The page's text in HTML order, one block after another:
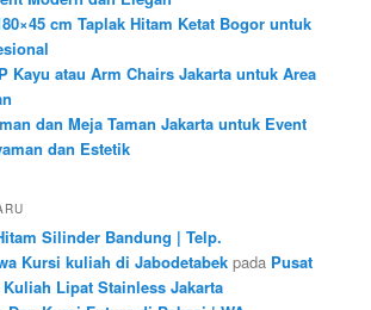
cm Taplak Hitam Ketat Bogor untuk
Kayu atau Arm Chairs Jakarta untuk Area
dan Meja Taman Jakarta untuk Event
dan Estetik
Silinder Bandung | Telp.
Kursi kuliah di Jabodetabek pada Pusat
Lipat Stainless Jakarta